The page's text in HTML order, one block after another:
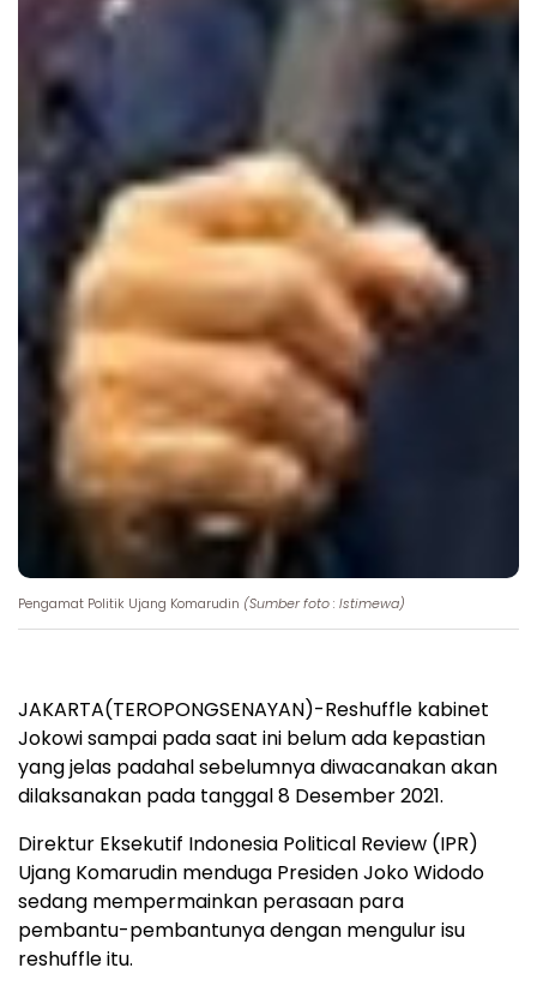
Pengamat Politik Ujang Komarudin (Sumber foto : Istimewa)
JAKARTA(TEROPONGSENAYAN)-Reshuffle kabinet
Jokowi sampai pada saat ini belum ada kepastian
yang jelas padahal sebelumnya diwacanakan akan
dilaksanakan pada tanggal 8 Desember 2021.
Direktur Eksekutif Indonesia Political Review (IPR)
Ujang Komarudin menduga Presiden Joko Widodo
sedang mempermainkan perasaan para
pembantu-pembantunya dengan mengulur isu
reshuffle itu.